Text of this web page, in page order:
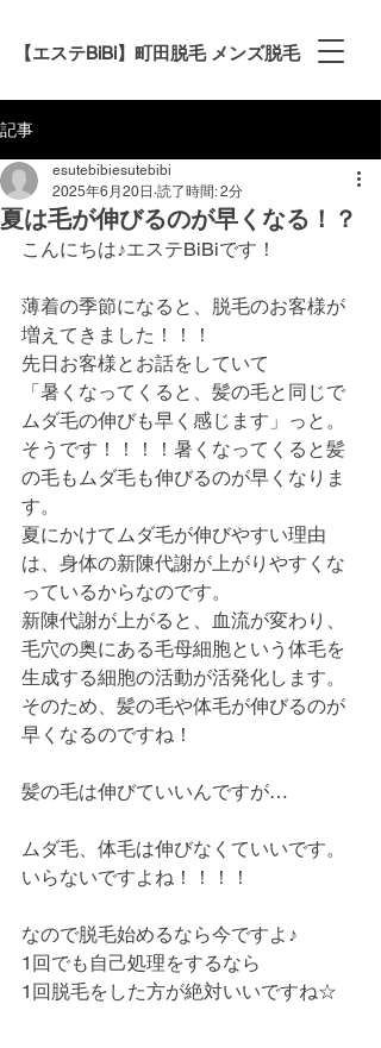
【エステBiBi】町田脱毛 メンズ脱毛
記事
夏は毛が伸びるのが早くなる！？
esutebibiesutebibi
2025年6月20日 読了時間: 2分
こんにちは♪エステBiBiです！
薄着の季節になると、脱毛のお客様が
増えてきました！！！
先日お客様とお話をしていて
「暑くなってくると、髪の毛と同じで
ムダ毛の伸びも早く感じます」っと。
そうです！！！！暑くなってくると髪
の毛もムダ毛も伸びるのが早くなりま
す。
夏にかけてムダ毛が伸びやすい理由
は、身体の新陳代謝が上がりやすくな
っているからなのです。
新陳代謝が上がると、血流が変わり、
毛穴の奥にある毛母細胞という体毛を
生成する細胞の活動が活発化します。
そのため、髪の毛や体毛が伸びるのが
早くなるのですね！
髪の毛は伸びていいんですが…
ムダ毛、体毛は伸びなくていいです。
いらないですよね！！！！
なので脱毛始めるなら今ですよ♪
1回でも自己処理をするなら
1回脱毛をした方が絶対いいですね☆